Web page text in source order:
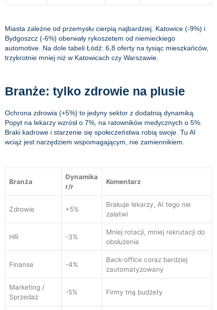
Miasta zależne od przemysłu cierpią najbardziej. Katowice (-9%) i
Bydgoszcz (-6%) oberwały rykoszetem od niemieckiego
automotive. Na dole tabeli Łódź: 6,8 oferty na tysiąc mieszkańców,
trzykrotnie mniej niż w Katowicach czy Warszawie.
Branże: tylko zdrowie na plusie
Ochrona zdrowia (+5%) to jedyny sektor z dodatnią dynamiką.
Popyt na lekarzy wzrósł o 7%, na ratowników medycznych o 5%.
Braki kadrowe i starzenie się społeczeństwa robią swoje. Tu AI
wciąż jest narzędziem wspomagającym, nie zamiennikiem.
Branża
Dynamika
r/r
Komentarz
Zdrowie +5%
Brakuje lekarzy, AI tego nie
załatwi
HR -3%
Mniej rotacji, mniej rekrutacji do
obsłużenia
Finanse -4%
Back-office coraz bardziej
zautomatyzowany
Marketing /
Sprzedaż
-5% Firmy tną budżety